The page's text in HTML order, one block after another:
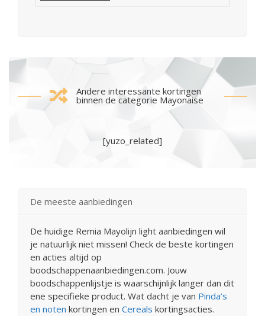
Andere interessante kortingen
binnen de categorie Mayonaise
[yuzo_related]
De meeste aanbiedingen
De huidige Remia Mayolijn light aanbiedingen wil
je natuurlijk niet missen! Check de beste kortingen
en acties altijd op
boodschappenaanbiedingen.com. Jouw
boodschappenlijstje is waarschijnlijk langer dan dit
ene specifieke product. Wat dacht je van Pinda’s
en noten kortingen en Cereals kortingsacties.